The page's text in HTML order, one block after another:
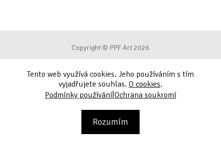
Copyright © PPF Art 2026
Podmínky používání
Ochrana soukromí
Tento web využívá cookies. Jeho používáním s tím
vyjadřujete souhlas. O cookies.
Podmínky používání|Ochrana soukromí
Rozumím